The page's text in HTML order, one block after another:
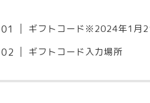
ギフトコード※2024年1月
ギフトコード入力場所